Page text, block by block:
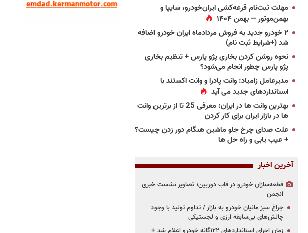
مهلت ثبت‌نام قرعه‌کشی ایران‌خودرو، سایپا و
بهمن‌موتور — بهمن ۱۴۰۴
۲ خودرو جدید به فروش مردادماه ایران خودرو اضافه
شد (+شرایط ثبت نام)
نحوه روشن کردن بخاری پژو پارس + تنظیم بخاری
پژو پارس چطور انجام می‌شود؟
مدیرعامل زامیاد: وانت پادرا و وانت اکستند با
استانداردهای جدید می آید
بهترین وانت ها در ایران: معرفی 25 تا از برترین وانت
ها در بازار ایران برای کار کردن
علت صدای چرخ جلو ماشین هنگام دور زدن چیست؟
+ عیب یابی و راه حل ها
آخرین اخبار
قطعه‌سازان خودرو در قاب دوربین؛ تصاویر نشست خبری
انجمن
چراغ سبز مانیان خودرو به بازار / تداوم تولید با وجود
چالش‌های بی‌سابقه ارزی و لجستیکی
زمان اجرای استانداردهای ۱۲۲گانه خودرو اعلام شد +